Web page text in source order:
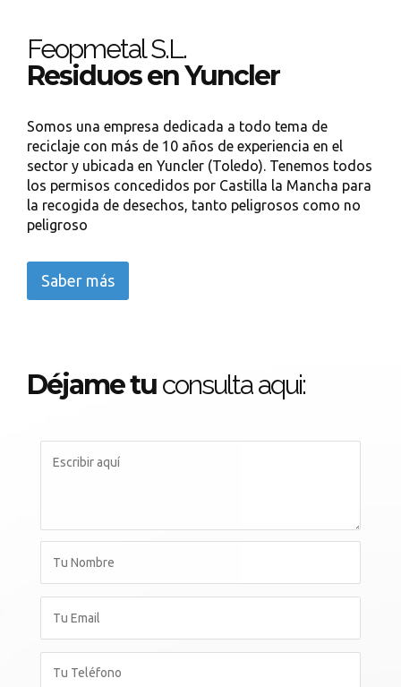
Feopmetal S.L.
Residuos en Yuncler
Somos una empresa dedicada a todo tema de
reciclaje con más de 10 años de experiencia en el
sector y ubicada en Yuncler (Toledo). Tenemos todos
los permisos concedidos por Castilla la Mancha para
la recogida de desechos, tanto peligrosos como no
peligroso
Saber más
Déjame tu consulta aqui: